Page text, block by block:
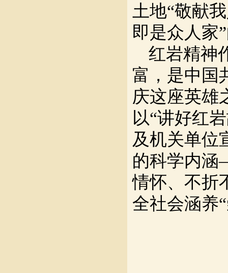
土地“敬献
即是众人家
红岩精神
富，是中国
庆这座英雄
以“讲好红
及机关单位
的科学内
情怀、不折
全社会涵养